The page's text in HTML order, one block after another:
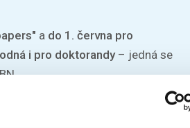
a do 1. června pro
i pro doktorandy– jedná se